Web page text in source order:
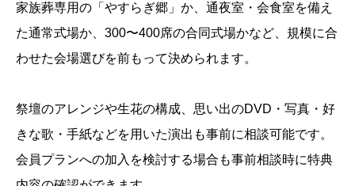
家族葬専用の「やすらぎ郷」か、通夜室・会食室を備え
た通常式場か、300〜400席の合同式場かなど、規模に合
わせた会場選びを前もって決められます。
祭壇のアレンジや生花の構成、思い出のDVD・写真・好
きな歌・手紙などを用いた演出も事前に相談可能です。
会員プランへの加入を検討する場合も事前相談時に特典